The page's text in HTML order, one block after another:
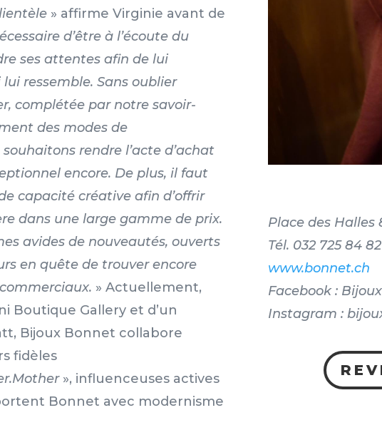
» affirme Virginie avant de
d’être à l’écoute du
ses attentes afin de lui
ressemble. Sans oublier
complétée par notre savoir-
des modes de
rendre l’acte d’achat
encore. De plus, il faut
capacité créative afin d’offrir
dans une large gamme de prix.
avides de nouveautés, ouverts
en quête de trouver encore
» Actuellement,
Boutique Gallery et d’un
Bijoux Bonnet collabore
fidèles
», influenceuses actives
Bonnet avec modernisme
Place des Halles
Tél. 032 725 84 82
www.bonnet.ch
Facebook :
Instagram :